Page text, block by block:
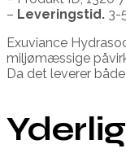
– Leveringstid. 3-
Exuviance
miljømæssige
Da det leverer